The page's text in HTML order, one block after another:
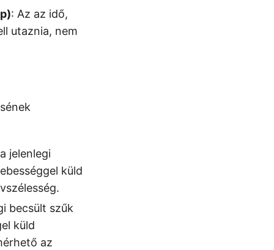
: Az az idő,
utaznia, nem
jelenlegi
küld
becsült szűk
küld
az